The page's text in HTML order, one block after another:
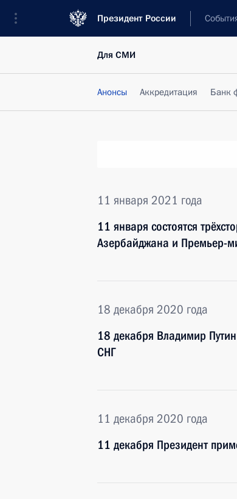
Президент России
Для СМИ
Анонсы Аккредитация Банк
11 января 2021 года
11 января состоятся
Азербайджана и Премьер-
18 декабря 2020 года
18 декабря Владимир Путин
СНГ
11 декабря 2020 года
11 декабря Президент